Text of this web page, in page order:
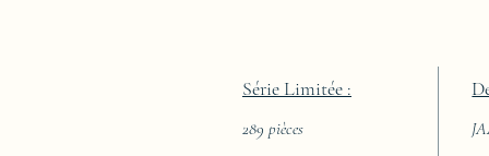
Série Limitée :
289 pièces